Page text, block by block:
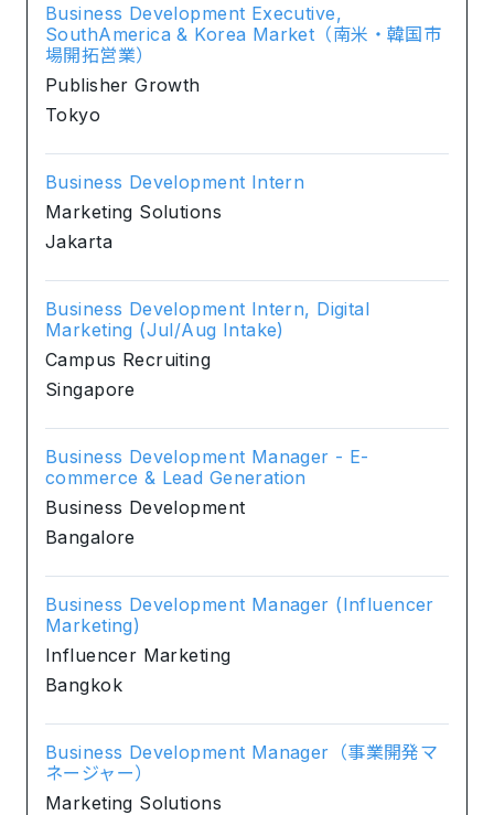
Business Development Executive,
SouthAmerica & Korea Market（南米・韓国市
場開拓営業）
Publisher Growth
Tokyo
Business Development Intern
Marketing Solutions
Jakarta
Business Development Intern, Digital
Marketing (Jul/Aug Intake)
Campus Recruiting
Singapore
Business Development Manager - E-
commerce & Lead Generation
Business Development
Bangalore
Business Development Manager (Influencer
Marketing)
Influencer Marketing
Bangkok
Business Development Manager（事業開発マ
ネージャー）
Marketing Solutions